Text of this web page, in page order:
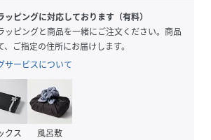
ユニセックス
POLYESTER
FREE
RJ8820_F268014
(F268014-33-F RJ8820
ピングに対応しております（有料）
ッピングと商品を一緒にご注文ください。商品
ご指定の住所にお届けします。
サービスについて
クス 風呂敷